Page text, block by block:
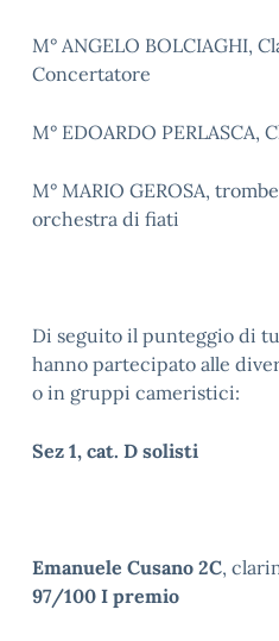
M° ANGELO BOLCIAGHI,
Concertatore
M° EDOARDO PERLASCA,
M° MARIO GEROSA,
orchestra di fiati
Di seguito il punteggio di
hanno partecipato alle
o in gruppi cameristici:
Sez 1, cat. D solisti
Emanuele Cusano 2C,
97/100 I premio